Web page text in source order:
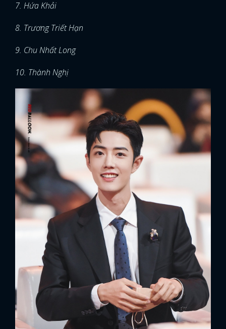
7. Hứa Khải
8. Trương Triết Hạn
9. Chu Nhất Long
10. Thành Nghị